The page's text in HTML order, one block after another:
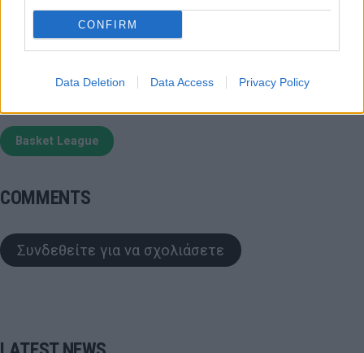
CONFIRM
Data Deletion Data Access Privacy Policy
Basket League
COMMENTS
Συνδεθείτε για να σχολιάσετε